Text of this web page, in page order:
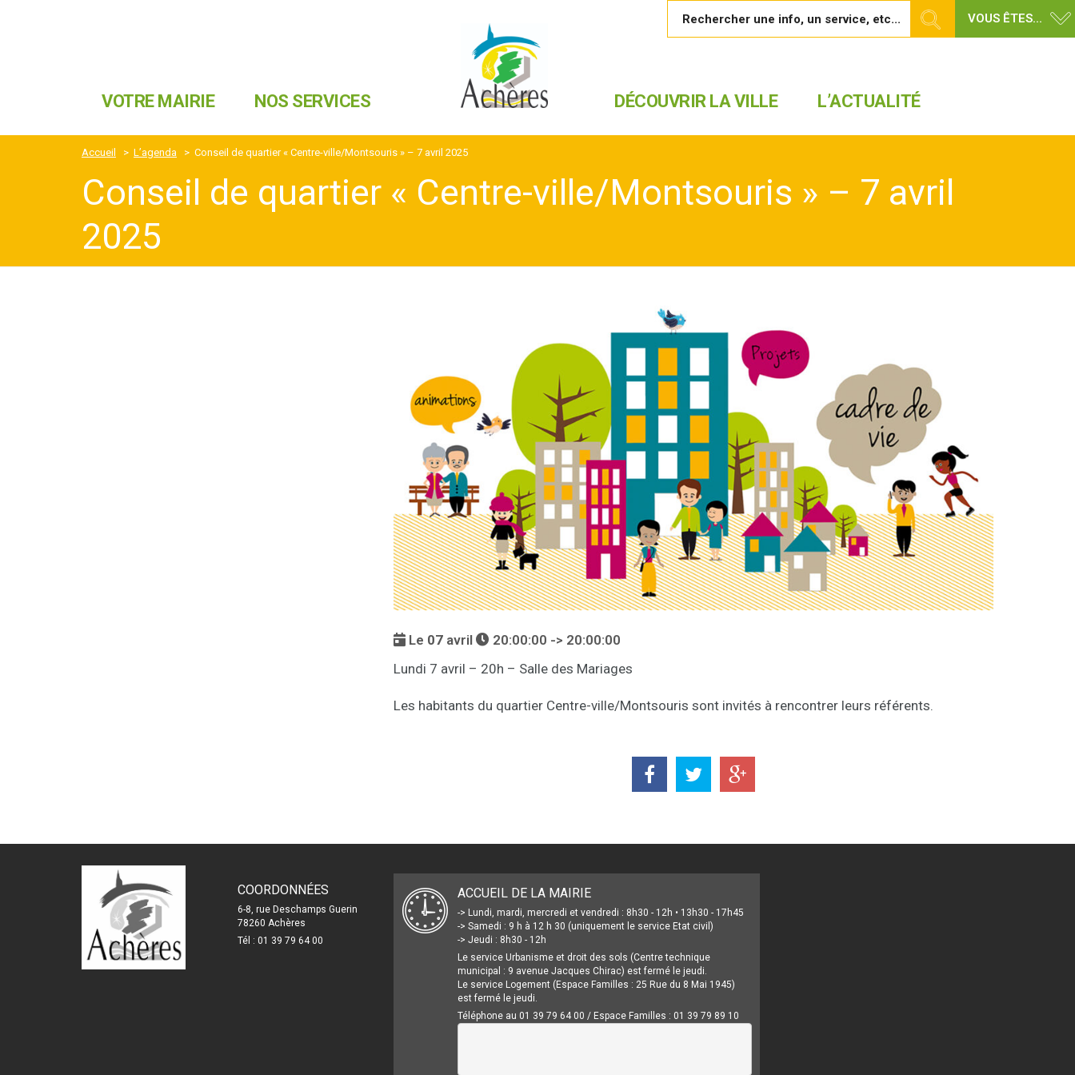
VOUS ÊTES...
VOTRE MAIRIE NOS SERVICES DÉCOUVRIR LA VILLE L’ACTUALITÉ
Accueil > L’agenda > Conseil de quartier « Centre-ville/Montsouris » – 7 avril 2025
Conseil de quartier « Centre-ville/Montsouris » – 7 avril
2025
Le 07 avril
20:00:00 -> 20:00:00
Lundi 7 avril – 20h – Salle des Mariages
Les habitants du quartier Centre-ville/Montsouris sont invités à rencontrer leurs référents.
COORDONNÉES
6-8, rue Deschamps Guerin
78260 Achères
Tél : 01 39 79 64 00
ACCUEIL DE LA MAIRIE
-> Lundi, mardi, mercredi et vendredi : 8h30 - 12h • 13h30 - 17h45
-> Samedi : 9 h à 12 h 30 (uniquement le service Etat civil)
-> Jeudi : 8h30 - 12h
Le service Urbanisme et droit des sols (Centre technique
municipal : 9 avenue Jacques Chirac) est fermé le jeudi.
Le service Logement (Espace Familles : 25 Rue du 8 Mai 1945)
est fermé le jeudi.
Téléphone au 01 39 79 64 00 / Espace Familles : 01 39 79 89 10